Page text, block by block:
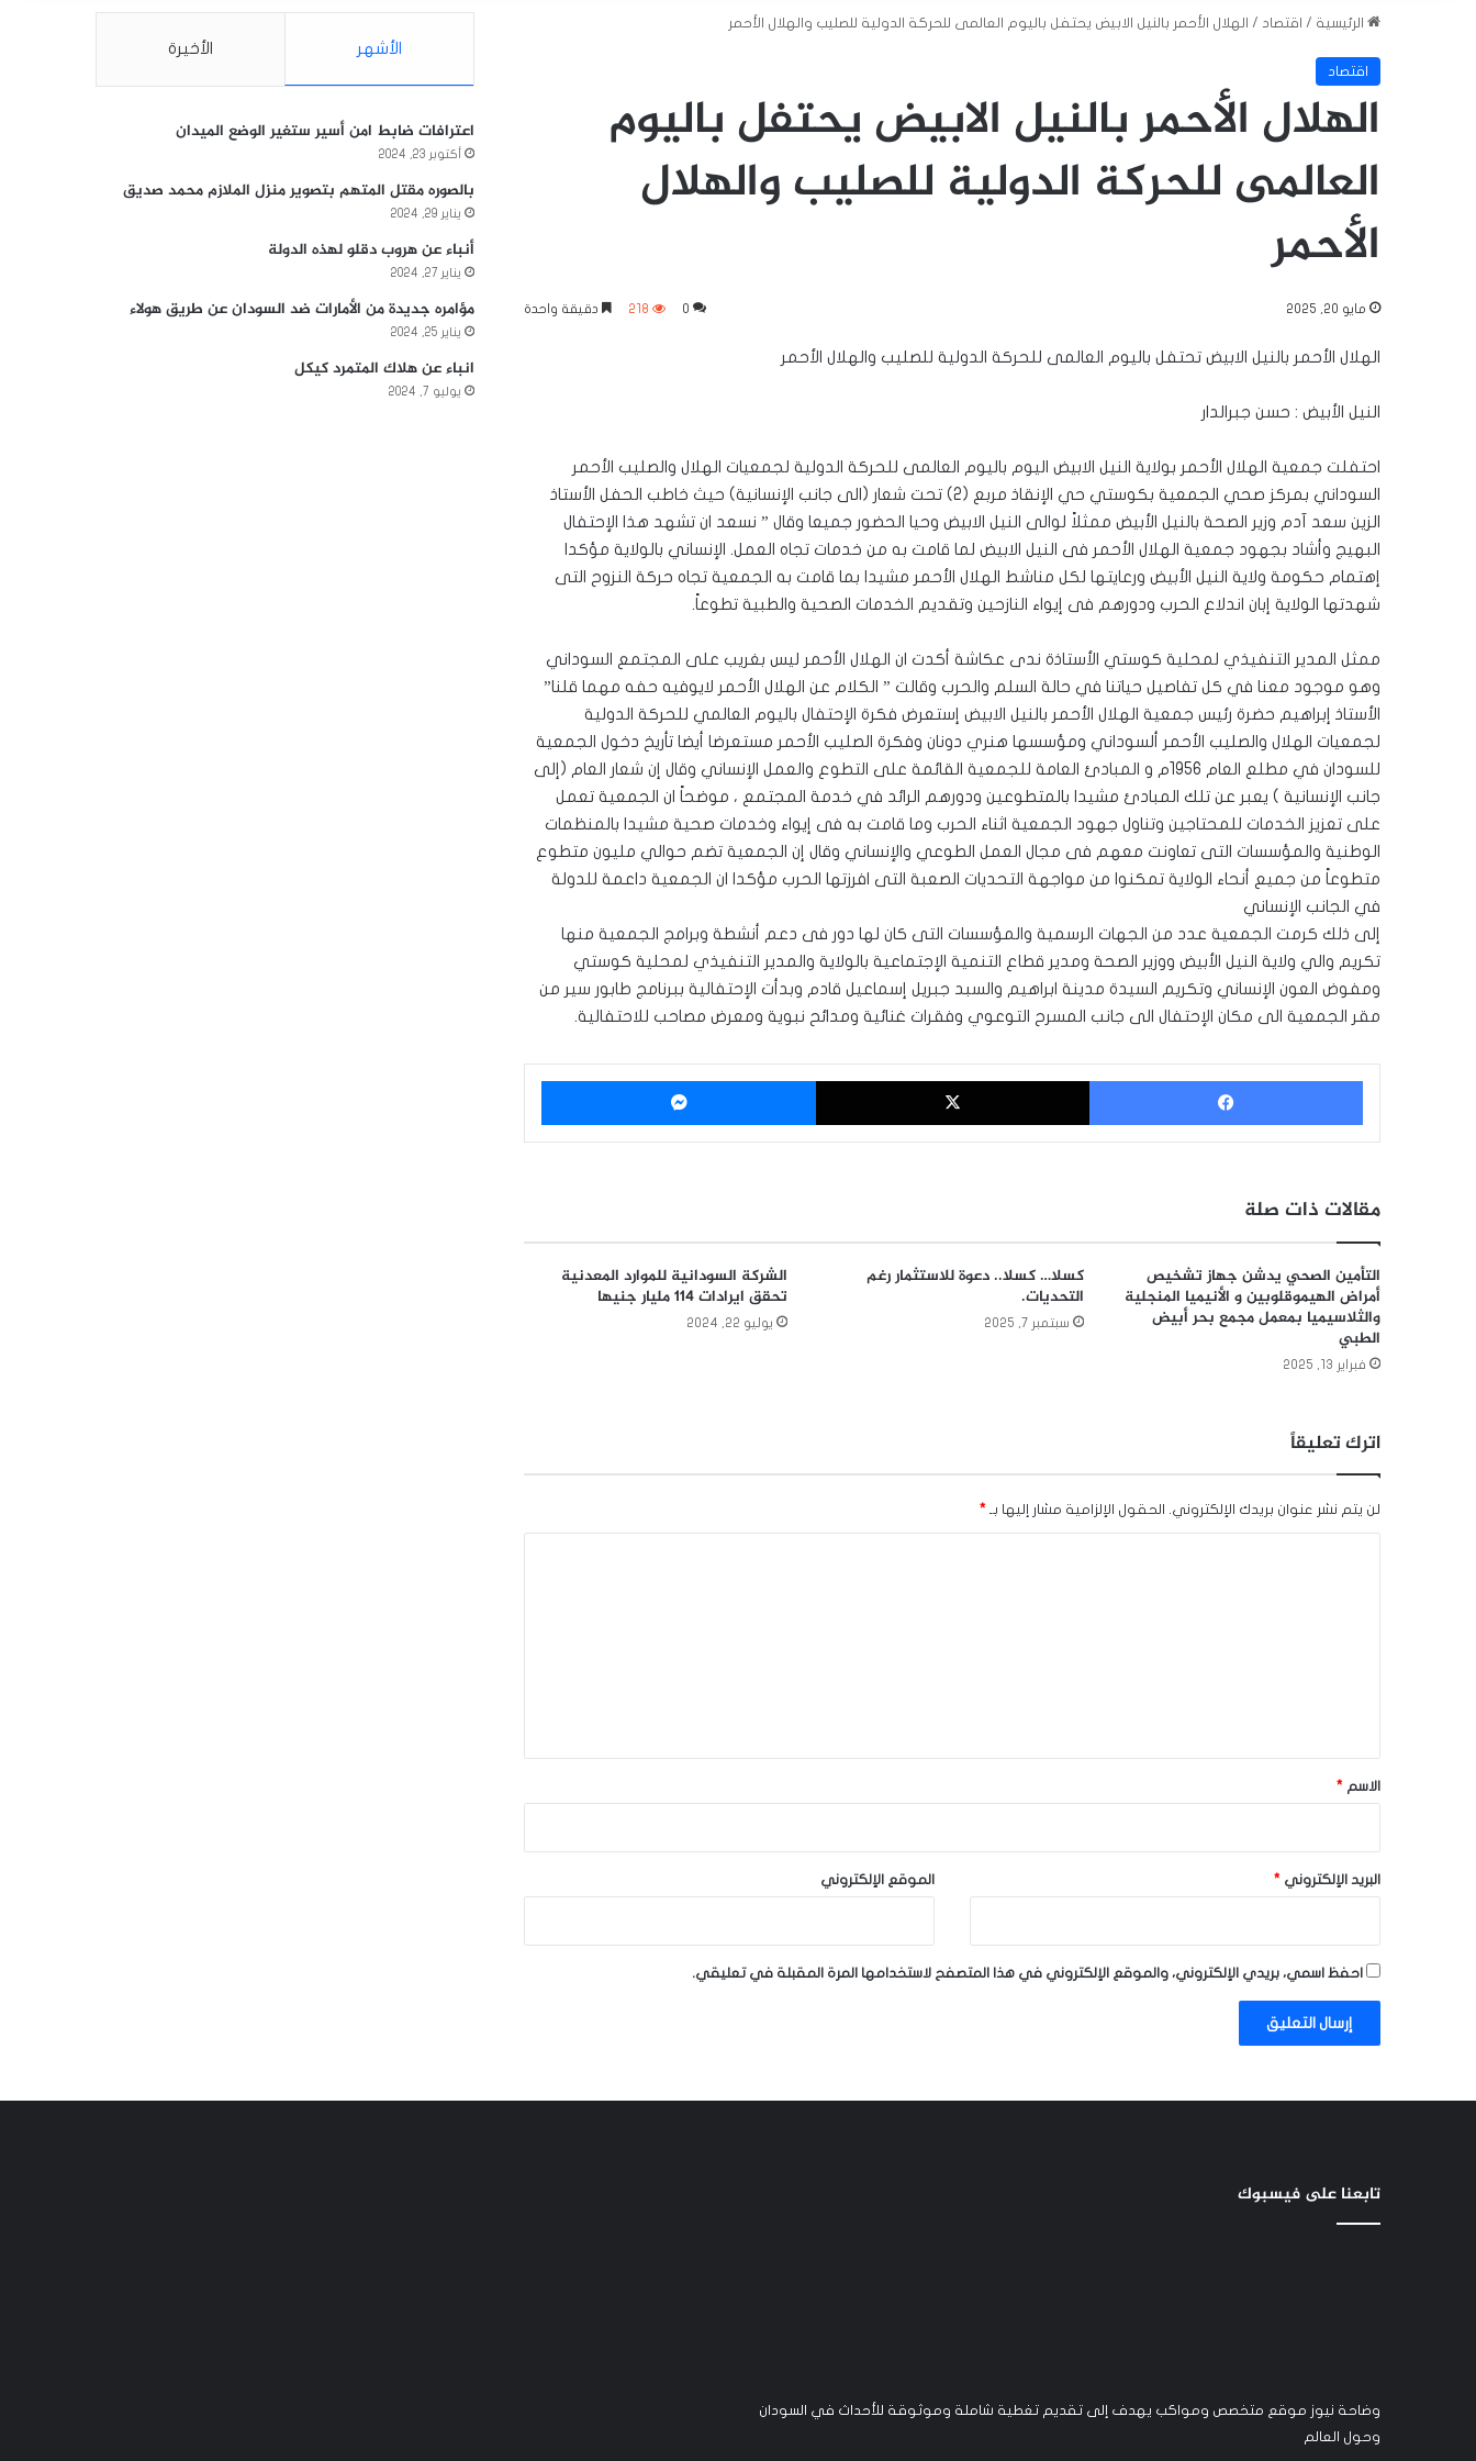
الرئيسية / اقتصاد / الهلال الأحمر بالنيل الابيض يحتفل باليوم العالمى للحركة الدولية للصليب والهلال الأحمر
اقتصاد
الهلال الأحمر بالنيل الابيض يحتفل باليوم
العالمى للحركة الدولية للصليب والهلال
الأحمر
مايو 20, 2025 0
218 دقيقة واحدة
الهلال الأحمر بالنيل الابيض تحتفل باليوم العالمى للحركة الدولية للصليب والهلال الأحمر
النيل الأبيض : حسن جبرالدار
احتفلت جمعية الهلال الأحمر بولاية النيل الابيض اليوم باليوم العالمى للحركة الدولية لجمعيات الهلال والصليب الأحمر
السوداني بمركز صحي الجمعية بكوستي حي الإنقاذ مربع (2) تحت شعار (الى جانب الإنسانية) حيث خاطب الحفل الأستاذ
الزين سعد آدم وزير الصحة بالنيل الأبيض ممثلاً لوالى النيل الابيض وحيا الحضور جميعا وقال ” نسعد ان تشهد هذا الإحتفال
البهيج وأشاد بجهود جمعية الهلال الأحمر فى النيل الابيض لما قامت به من خدمات تجاه العمل. الإنساني بالولاية مؤكدا
إهتمام حكومة ولاية النيل الأبيض ورعايتها لكل مناشط الهلال الأحمر مشيدا بما قامت به الجمعية تجاه حركة النزوح التى
شهدتها الولاية إبان اندلاع الحرب ودورهم فى إيواء النازحين وتقديم الخدمات الصحية والطبية تطوعاً.
ممثل المدير التنفيذي لمحلية كوستي الأستاذة ندى عكاشة أكدت ان الهلال الأحمر ليس بغريب على المجتمع السوداني
وهو موجود معنا في كل تفاصيل حياتنا في حالة السلم والحرب وقالت ” الكلام عن الهلال الأحمر لايوفيه حفه مهما قلنا”
الأستاذ إبراهيم حضرة رئيس جمعية الهلال الأحمر بالنيل الابيض إستعرض فكرة الإحتفال باليوم العالمي للحركة الدولية
لجمعيات الهلال والصليب الأحمر ألسوداني ومؤسسها هنري دونان وفكرة الصليب الأحمر مستعرضا أيضا تأريخ دخول الجمعية
للسودان في مطلع العام 1956م و المبادئ العامة للجمعية القائمة على التطوع والعمل الإنساني وقال إن شعار العام (إلى
جانب الإنسانية ) يعبر عن تلك المبادئ مشيدا بالمتطوعين ودورهم الرائد في خدمة المجتمع ، موضحاً ان الجمعية تعمل
على تعزيز الخدمات للمحتاجين وتناول جهود الجمعية اثناء الحرب وما قامت به فى إيواء وخدمات صحية مشيدا بالمنظمات
الوطنية والمؤسسات التى تعاونت معهم فى مجال العمل الطوعي والإنساني وقال إن الجمعية تضم حوالي مليون متطوع
متطوعاً من جميع أنحاء الولاية تمكنوا من مواجهة التحديات الصعبة التى افرزتها الحرب مؤكدا ان الجمعية داعمة للدولة
في الجانب الإنساني
إلى ذلك كرمت الجمعية عدد من الجهات الرسمية والمؤسسات التى كان لها دور فى دعم أنشطة وبرامج الجمعية منها
تكريم والي ولاية النيل الأبيض ووزير الصحة ومدير قطاع التنمية الإجتماعية بالولاية والمدير التنفيذي لمحلية كوستي
ومفوض العون الإنساني وتكريم السيدة مدينة ابراهيم والسبد جبريل إسماعيل قادم وبدأت الإحتفالية ببرنامج طابور سير من
مقر الجمعية الى مكان الإحتفال الى جانب المسرح التوعوي وفقرات غنائية ومدائح نبوية ومعرض مصاحب للاحتفالية.
فيسبوك ‫X
مقالات ذات صلة
التأمين الصحي يدشن جهاز تشخيص
أمراض الهيموقلوبين و الأنيميا المنجلية
والثلاسيميا بمعمل مجمع بحر أبيض
الطبي
فبراير 13, 2025
كسلا… كسلا.. دعوة للاستثمار رغم
التحديات.
سبتمبر 7, 2025
الشركة السودانية للموارد المعدنية
تحقق ايرادات 114 مليار جنيها
يوليو 22, 2024
اترك تعليقاً
لن يتم نشر عنوان بريدك الإلكتروني. الحقول الإلزامية مشار إليها بـ *
*الاسم *
البريد الإلكتروني * الموقع الإلكتروني
احفظ اسمي، بريدي الإلكتروني، والموقع الإلكتروني في هذا المتصفح لاستخدامها المرة المقبلة في تعليقي.
الأشهر الأخيرة
اعترافات ضابط امن أسير ستغير الوضع الميدان
أكتوبر 23, 2024
بالصوره مقتل المتهم بتصوير منزل الملازم محمد صديق
يناير 29, 2024
أنباء عن هروب دقلو لهذه الدولة
يناير 27, 2024
مؤامره جديدة من الأمارات ضد السودان عن طريق هولاء
يناير 25, 2024
انباء عن هلاك المتمرد كيكل
يوليو 7, 2024
تابعنا على فيسبوك
وضاحة نيوز موقع متخصص ومواكب يهدف إلى تقديم تغطية شاملة وموثوقة للأحداث في السودان
وحول العالم